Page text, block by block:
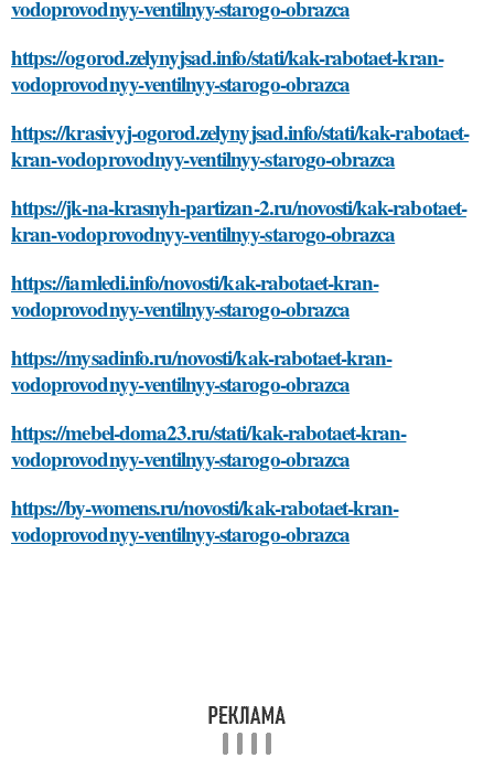
vodoprovodnyy-ventilnyy-starogo-obrazca
https://ogorod.zelynyjsad.info/stati/kak-rabotaet-kran-
vodoprovodnyy-ventilnyy-starogo-obrazca
https://krasivyj-ogorod.zelynyjsad.info/stati/kak-rabotaet-
kran-vodoprovodnyy-ventilnyy-starogo-obrazca
https://jk-na-krasnyh-partizan-2.ru/novosti/kak-rabotaet-
kran-vodoprovodnyy-ventilnyy-starogo-obrazca
https://iamledi.info/novosti/kak-rabotaet-kran-
vodoprovodnyy-ventilnyy-starogo-obrazca
https://mysadinfo.ru/novosti/kak-rabotaet-kran-
vodoprovodnyy-ventilnyy-starogo-obrazca
https://mebel-doma23.ru/stati/kak-rabotaet-kran-
vodoprovodnyy-ventilnyy-starogo-obrazca
https://by-womens.ru/novosti/kak-rabotaet-kran-
vodoprovodnyy-ventilnyy-starogo-obrazca